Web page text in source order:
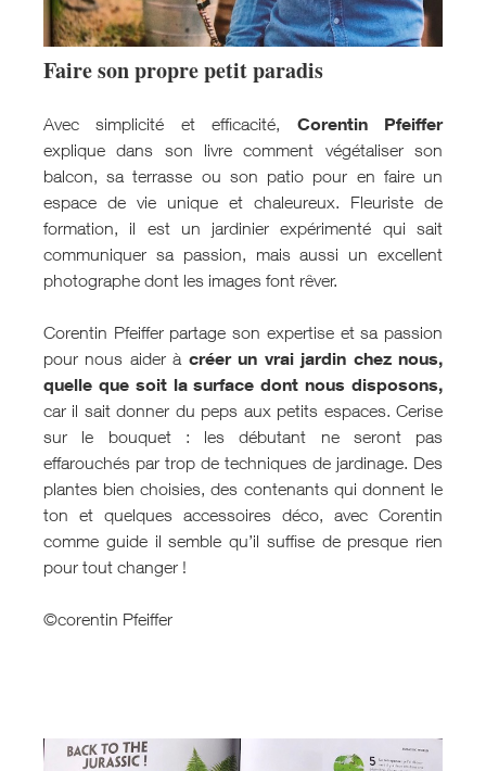
Faire son propre petit paradis
Avec simplicité et efficacité, Corentin Pfeiffer
explique dans son livre comment végétaliser son
balcon, sa terrasse ou son patio pour en faire un
espace de vie unique et chaleureux. Fleuriste de
formation, il est un jardinier expérimenté qui sait
communiquer sa passion, mais aussi un excellent
photographe dont les images font rêver.
Corentin Pfeiffer partage son expertise et sa passion
pour nous aider à créer un vrai jardin chez nous,
quelle que soit la surface dont nous disposons,
car il sait donner du peps aux petits espaces. Cerise
sur le bouquet : les débutant ne seront pas
effarouchés par trop de techniques de jardinage. Des
plantes bien choisies, des contenants qui donnent le
ton et quelques accessoires déco, avec Corentin
comme guide il semble qu’il suffise de presque rien
pour tout changer !
©corentin Pfeiffer